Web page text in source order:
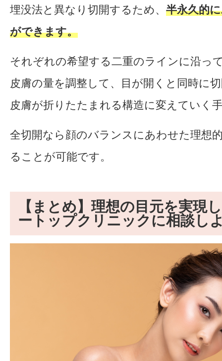
埋没法と異なり切開するため、 半永久的
ができます。
それぞれの希望する二重のラインに沿っ
皮膚の量を調整して、目が開くと同時に
皮膚が折りたたまれる構造に変えていく
全切開なら顔のバランスにあわせた理想
ることが可能です。
【まとめ】理想の目元を実現
ートップクリニックに相談し